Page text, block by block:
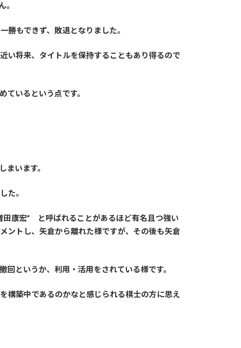
。
勝もできず、敗退となりました。
い将来、タイトルを保持することもあり得るので
いるという点です。
います。
た。
康宏” と呼ばれることがあるほど有名且つ強い
ントし、矢倉から離れた様ですが、その後も矢倉
というか、利用・活用をされている様です。
構築中であるのかなと感じられる棋士の方に思え